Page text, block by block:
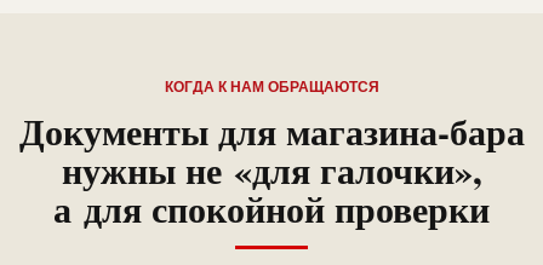
КОГДА К НАМ ОБРАЩАЮТСЯ
Документы для магазина-бара
нужны не «для галочки»,
а для спокойной проверки